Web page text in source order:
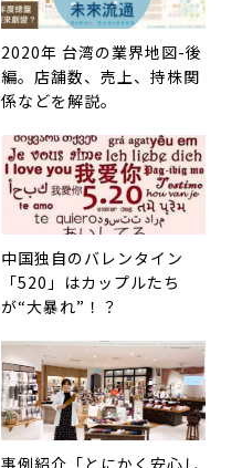
2020年 台湾の業界地図-後
編。店舗数、売上、持株関
係などを解説。
中国独自のバレンタイン
「520」はカップルたち
が“大暴れ”！？